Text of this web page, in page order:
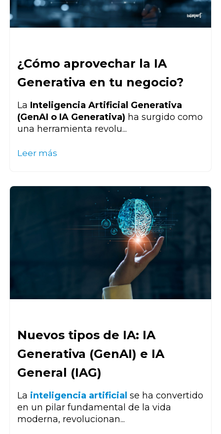
¿Cómo aprovechar la IA
Generativa en tu negocio?
La Inteligencia Artificial Generativa
(GenAI o IA Generativa) ha surgido como
una herramienta revolu...
Leer más
Nuevos tipos de IA: IA
Generativa (GenAI) e IA
General (IAG)
La inteligencia artificial se ha convertido
en un pilar fundamental de la vida
moderna, revolucionan...